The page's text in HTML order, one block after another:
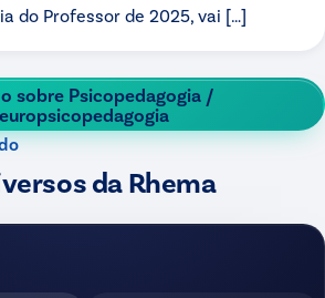
do Professor de 2025, vai […]
sobre Psicopedagogia /
da Rhema